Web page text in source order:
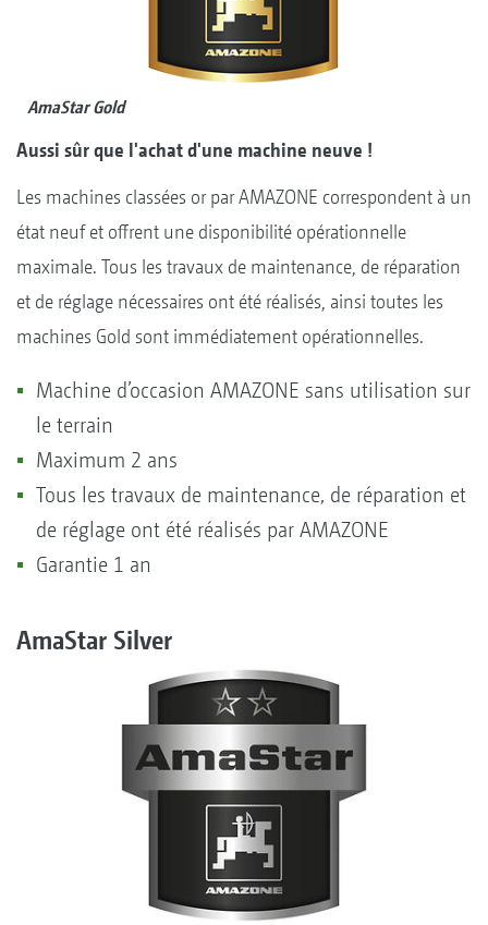
AmaStar Gold
Aussi sûr que l'achat d'une machine neuve !
Les machines classées or par AMAZONE correspondent à un
état neuf et offrent une disponibilité opérationnelle
maximale. Tous les travaux de maintenance, de réparation
et de réglage nécessaires ont été réalisés, ainsi toutes les
machines Gold sont immédiatement opérationnelles.
Machine d’occasion AMAZONE sans utilisation sur
le terrain
Maximum 2 ans
Tous les travaux de maintenance, de réparation et
de réglage ont été réalisés par AMAZONE
Garantie 1 an
AmaStar Silver